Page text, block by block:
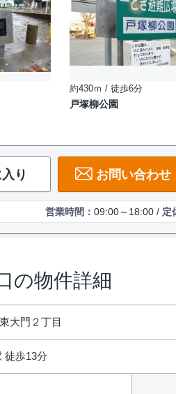
約430ｍ / 徒歩6分
戸塚柳公園
り お問い合わせ
営業時間： 09:00～18:00 / 定
の物件詳細
大門２丁目
徒歩13分